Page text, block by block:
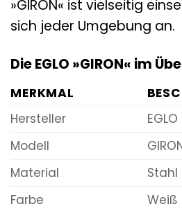
»GIRON« ist vielseitig
sich jeder Umgebung an.
Die EGLO »GIRON« im
MERKMAL
Hersteller
EGLO
Modell
Material
Stahl
Farbe
Weiß